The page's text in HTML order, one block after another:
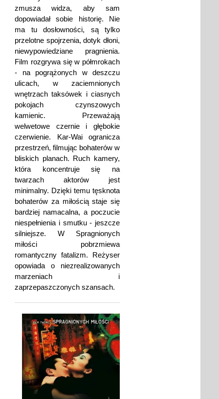
zmusza widza, aby sam
dopowiadał sobie historię. Nie
ma tu dosłowności, są tylko
przelotne spojrzenia, dotyk dłoni,
niewypowiedziane pragnienia.
Film rozgrywa się w półmrokach
- na pogrążonych w deszczu
ulicach, w zaciemnionych
wnętrzach taksówek i ciasnych
pokojach czynszowych
kamienic. Przeważają
welwetowe czernie i głębokie
czerwienie. Kar-Wai ogranicza
przestrzeń, filmując bohaterów w
bliskich planach. Ruch kamery,
która koncentruje się na
twarzach aktorów jest
minimalny. Dzięki temu tęsknota
bohaterów za miłością staje się
bardziej namacalna, a poczucie
niespełnienia i smutku - jeszcze
silniejsze. W Spragnionych
miłości pobrzmiewa
romantyczny fatalizm. Reżyser
opowiada o niezrealizowanych
marzeniach i
zaprzepaszczonych szansach.